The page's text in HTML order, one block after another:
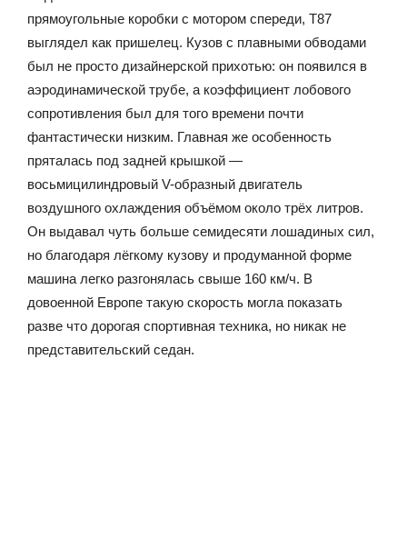
прямоугольные коробки с мотором спереди, T87
выглядел как пришелец. Кузов с плавными обводами
был не просто дизайнерской прихотью: он появился в
аэродинамической трубе, а коэффициент лобового
сопротивления был для того времени почти
фантастически низким. Главная же особенность
пряталась под задней крышкой —
восьмицилиндровый V-образный двигатель
воздушного охлаждения объёмом около трёх литров.
Он выдавал чуть больше семидесяти лошадиных сил,
но благодаря лёгкому кузову и продуманной форме
машина легко разгонялась свыше 160 км/ч. В
довоенной Европе такую скорость могла показать
разве что дорогая спортивная техника, но никак не
представительский седан.